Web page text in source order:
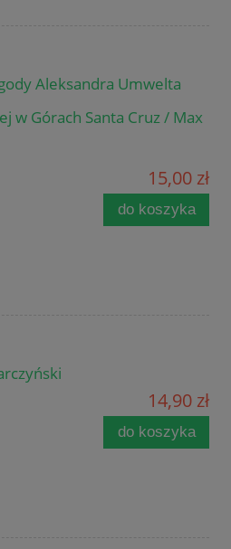
Aleksandra Umwelta
w Górach Santa Cruz / Max
15,00 zł
do koszyka
14,90 zł
do koszyka